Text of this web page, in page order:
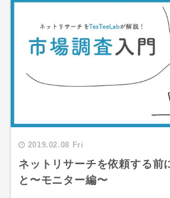
2019.02.08 Fri
ネットリサーチを依頼する前
と〜モニター編〜